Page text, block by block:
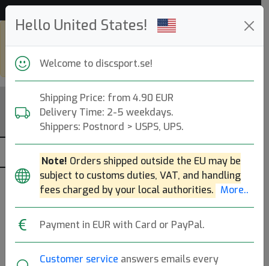
Hello United States!
Welcome to discsport.se!
Shipping Price: from 4.90 EUR
Delivery Time: 2-5 weekdays.
Shippers: Postnord > USPS, UPS.
Note! Orders shipped outside the EU may be
subject to customs duties, VAT, and handling
fees charged by your local authorities. More..
Payment in EUR with Card or PayPal.
Customer service answers emails every
english, go todiscsport.com
Prodigy